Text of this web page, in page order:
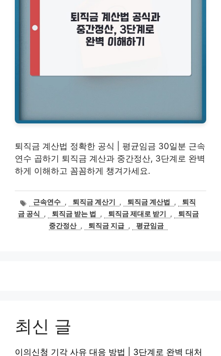
퇴직금 계산법 정확한 공식 | 평균임금 30일분 근속
연수 곱하기 퇴직금 계산과 중간정산, 3단계로 완벽
하게 이해하고 꼼꼼하게 챙겨가세요.
태
그
근속연수 , 퇴직금 계산기 , 퇴직금 계산법 ,
퇴직
금 공식
, 퇴직금 받는 법 , 퇴직금 제대로 받기 ,
퇴직금
중간정산 , 퇴직금 지급 , 평균임금
최신 글
이의신청 기각 사유 대응 방법 | 3단계로 완벽 대처